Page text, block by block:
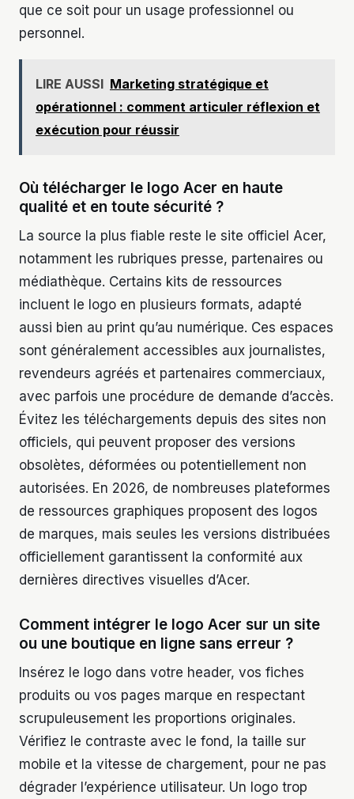
que ce soit pour un usage professionnel ou
personnel.
LIRE AUSSI Marketing stratégique et
opérationnel : comment articuler réflexion et
exécution pour réussir
Où télécharger le logo Acer en haute
qualité et en toute sécurité ?
La source la plus fiable reste le site officiel Acer,
notamment les rubriques presse, partenaires ou
médiathèque. Certains kits de ressources
incluent le logo en plusieurs formats, adapté
aussi bien au print qu’au numérique. Ces espaces
sont généralement accessibles aux journalistes,
revendeurs agréés et partenaires commerciaux,
avec parfois une procédure de demande d’accès.
Évitez les téléchargements depuis des sites non
officiels, qui peuvent proposer des versions
obsolètes, déformées ou potentiellement non
autorisées. En 2026, de nombreuses plateformes
de ressources graphiques proposent des logos
de marques, mais seules les versions distribuées
officiellement garantissent la conformité aux
dernières directives visuelles d’Acer.
Comment intégrer le logo Acer sur un site
ou une boutique en ligne sans erreur ?
Insérez le logo dans votre header, vos fiches
produits ou vos pages marque en respectant
scrupuleusement les proportions originales.
Vérifiez le contraste avec le fond, la taille sur
mobile et la vitesse de chargement, pour ne pas
dégrader l’expérience utilisateur. Un logo trop